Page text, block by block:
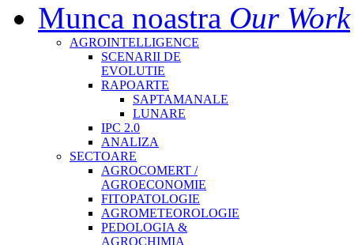
Munca noastra Our Work
AGROINTELLIGENCE
SCENARII DE
EVOLUTIE
RAPOARTE
SAPTAMANALE
LUNARE
IPC 2.0
ANALIZA
SECTOARE
AGROCOMERT /
AGROECONOMIE
FITOPATOLOGIE
AGROMETEOROLOGIE
PEDOLOGIA &
AGROCHIMIA